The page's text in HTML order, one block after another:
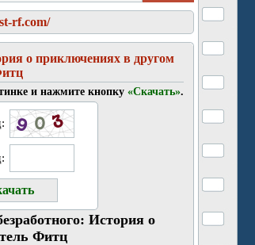
rf.com/
о приключениях в другом
и нажмите кнопку «Скачать».
История о
Фитц